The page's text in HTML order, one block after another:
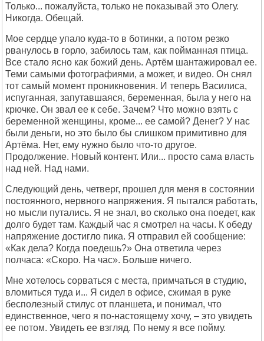
Только... пожалуйста, только не показывай это Олегу.
Никогда. Обещай.
Мое сердце упало куда-то в ботинки, а потом резко
рванулось в горло, забилось там, как пойманная птица.
Все стало ясно как божий день. Артём шантажировал ее.
Теми самыми фотографиями, а может, и видео. Он снял
тот самый момент проникновения. И теперь Василиса,
испуганная, запутавшаяся, беременная, была у него на
крючке. Он звал ее к себе. Зачем? Что можно взять с
беременной женщины, кроме... ее самой? Денег? У нас
были деньги, но это было бы слишком примитивно для
Артёма. Нет, ему нужно было что-то другое.
Продолжение. Новый контент. Или... просто сама власть
над ней. Над нами.
Следующий день, четверг, прошел для меня в состоянии
постоянного, нервного напряжения. Я пытался работать,
но мысли путались. Я не знал, во сколько она поедет, как
долго будет там. Каждый час я смотрел на часы. К обеду
напряжение достигло пика. Я отправил ей сообщение:
«Как дела? Когда поедешь?» Она ответила через
полчаса: «Скоро. На час». Больше ничего.
Мне хотелось сорваться с места, примчаться в студию,
вломиться туда и... Я сидел в офисе, сжимая в руке
бесполезный стилус от планшета, и понимал, что
единственное, чего я по-настоящему хочу, – это увидеть
ее потом. Увидеть ее взгляд. По нему я все пойму.